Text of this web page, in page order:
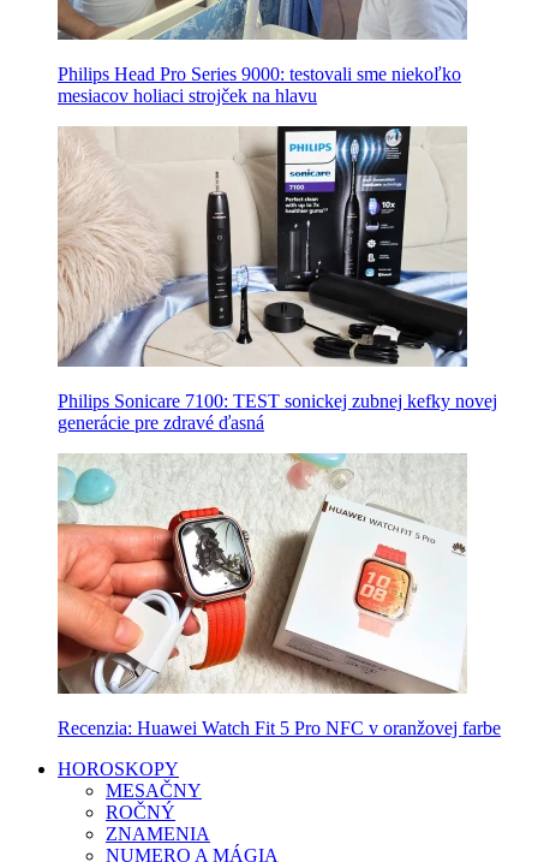
Philips Head Pro Series 9000: testovali sme niekoľko
mesiacov holiaci strojček na hlavu
Philips Sonicare 7100: TEST sonickej zubnej kefky novej
generácie pre zdravé ďasná
Recenzia: Huawei Watch Fit 5 Pro NFC v oranžovej farbe
HOROSKOPY
MESAČNY
ROČNÝ
ZNAMENIA
NUMERO A MÁGIA